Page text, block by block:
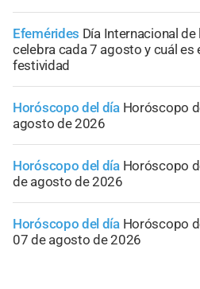
Efemérides Día Internacional
celebra cada 7 agosto y cuál es
festividad
Horóscopo del día Horóscopo
agosto de 2026
Horóscopo del día Horóscopo
de agosto de 2026
Horóscopo del día Horóscopo
07 de agosto de 2026